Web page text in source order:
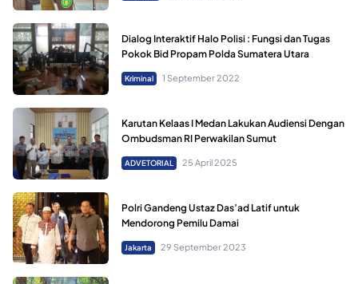
Dialog Interaktif Halo Polisi : Fungsi dan Tugas
Pokok Bid Propam Polda Sumatera Utara
Kriminal 1 September 2022
Karutan Kelaas I Medan Lakukan Audiensi Dengan
Ombudsman RI Perwakilan Sumut
ADVETORIAL 25 April 2025
Polri Gandeng Ustaz Das’ad Latif untuk
Mendorong Pemilu Damai
Jakarta 29 September 2023